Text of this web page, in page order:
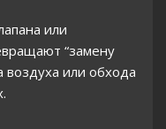
или
“замену
воздуха или обхода